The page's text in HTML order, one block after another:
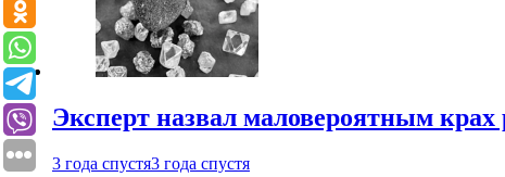
Эксперт назвал маловероятным крах
3 года спустя3 года спустя